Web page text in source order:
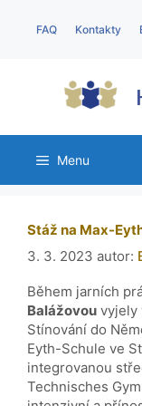
FAQ Kontakty
Menu
Stáž na Max-
3. 3. 2023 autor:
Během jarních
Balážovou vyjely
Stínování do
Eyth-Schule ve
integrovanou
Technisches